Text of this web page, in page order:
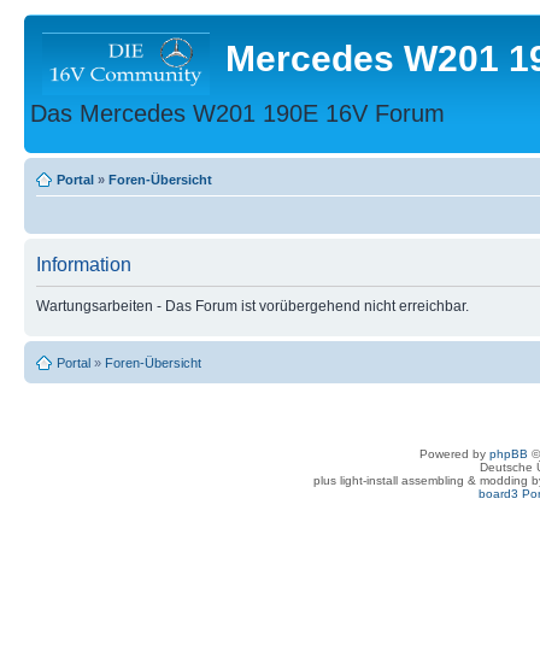
Mercedes W201
Das Mercedes W201 190E 16V Forum
Portal » Foren-Übersicht
Information
Wartungsarbeiten - Das Forum ist vorübergehend nicht erreichbar.
Portal » Foren-Übersicht
Powered by phpBB
Deutsche
plus light-install assembling & modding
board3